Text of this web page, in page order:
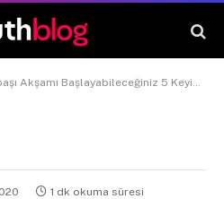
Akşamı Başlayabileceğiniz 5 Keyifli Dizi
1 dk okuma süresi